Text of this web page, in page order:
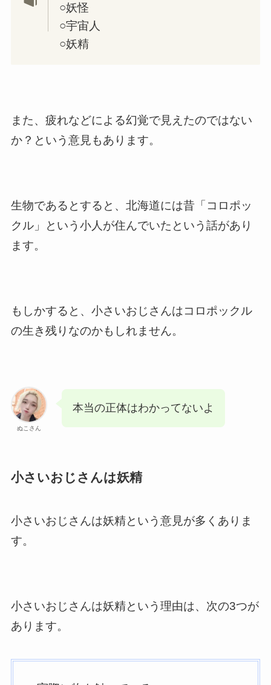
○妖怪
○宇宙人
○妖精
また、疲れなどによる幻覚で見えたのではない
か？という意見もあります。
生物であるとすると、北海道には昔「コロポッ
クル」という小人が住んでいたという話があり
ます。
もしかすると、小さいおじさんはコロポックル
の生き残りなのかもしれません。
ぬこさん
本当の正体はわかってないよ
小さいおじさんは妖精
小さいおじさんは妖精という意見が多くありま
す。
小さいおじさんは妖精という理由は、次の3つが
あります。